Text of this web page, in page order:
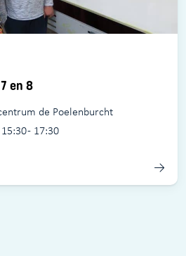
en 8
de Poelenburcht
- 17:30